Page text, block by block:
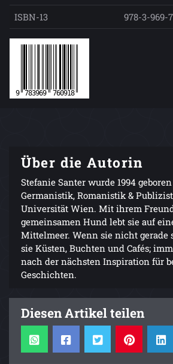
ISBN-13
978-3-969-
Über die Autorin
Stefanie Santer wurde 1994
Germanistik, Romanistik &
Universität Wien. Mit ihrem
gemeinsamen Hund lebt sie auf
Mittelmeer. Wenn sie nicht gerade
sie Küsten, Buchten und Cafés;
nach der nächsten Inspiration für
Geschichten.
Diesen Artikel teilen